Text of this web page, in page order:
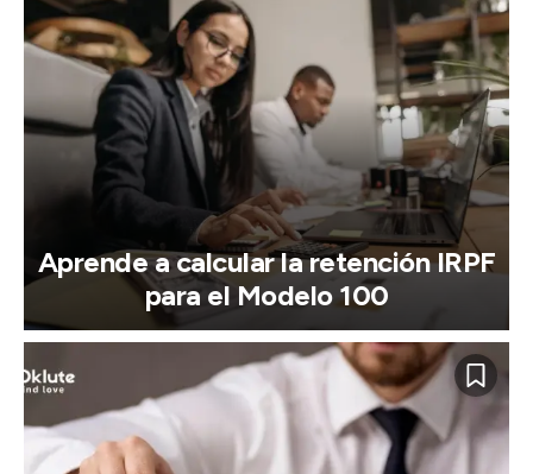
Aprende a calcular la retención IRPF
para el Modelo 100